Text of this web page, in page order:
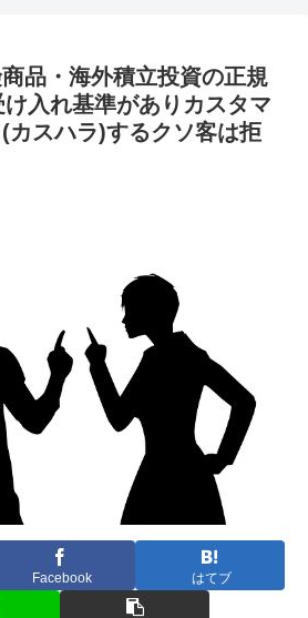
品・海外積立投資の正規
入れ基準がありカスタマ
カスハラ)するクソ客は拒
Facebook はてブ